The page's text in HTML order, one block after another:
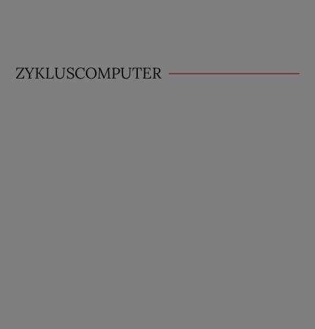
ZYKLUSCOMPUTER